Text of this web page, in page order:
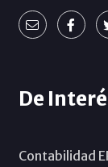
De
Contabilidad